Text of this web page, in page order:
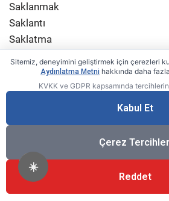
☀️
Saklanmak
Saklantı
Saklatma
Saklayabilme
Saklayabilmek
Saksafon
Saksafoncu
Saksafonculuk
Sitemiz, deneyimini geliştirmek için çerezleri
Aydınlatma Metni hakkında daha
KVKK ve GDPR kapsamında
Kabul Et
Çerez
Reddet